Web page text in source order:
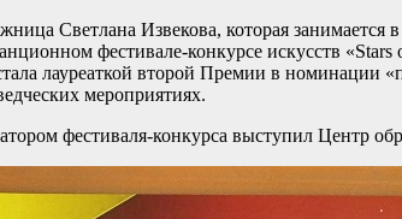
Светлана Извекова, которая
фестивале-конкурсе искусств
лауреаткой второй Премии в номинации
мероприятиях.
фестиваля-конкурса выступил Центр